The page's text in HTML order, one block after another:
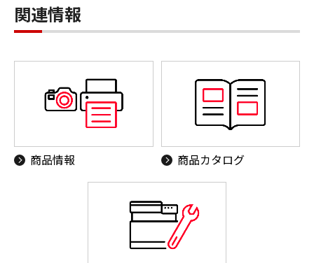
関連情報
商品情報 商品カタログ